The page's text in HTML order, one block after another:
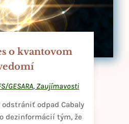
o kvantovom
GESARA, Zaujímavosti
odstrániť odpad Cabaly
dezinformácií tým, že